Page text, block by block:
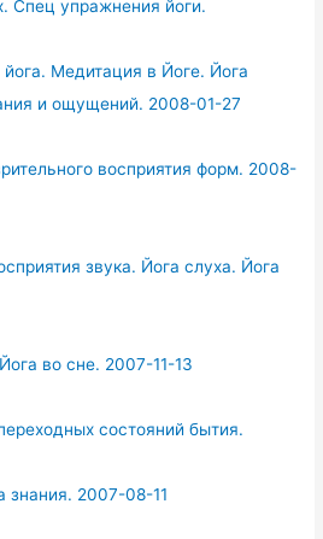
Спец упражнения йоги.
Медитация в Йоге. Йога
и ощущений. 2008-01-27
восприятия форм. 2008-
звука. Йога слуха. Йога
во сне. 2007-11-13
состояний бытия.
2007-08-11